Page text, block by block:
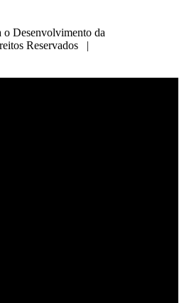
o Desenvolvimento da
Reservados |